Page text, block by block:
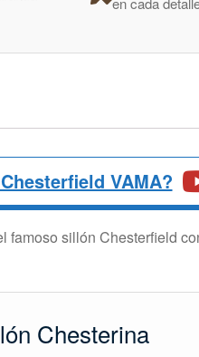
VAMA?
sillón Chesterfield
Chesterina